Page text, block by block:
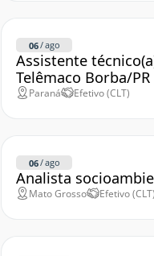
06/ago
Assistente
Telêmaco Borba/PR
Paraná Efetivo (CLT)
06/ago
Analista
Mato Grosso Efetivo (CLT)